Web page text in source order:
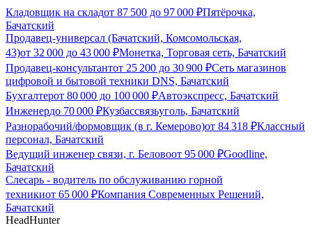
Кладовщик на складот 87 500 до 97 000 ₽Пятёрочка,
Бачатский
Продавец-универсал (Бачатский, Комсомольская,
43)от 32 000 до 43 000 ₽Монетка, Торговая сеть, Бачатский
Продавец-консультантот 25 200 до 30 900 ₽Сеть магазинов
цифровой и бытовой техники DNS, Бачатский
Бухгалтерот 80 000 до 100 000 ₽Автоэкспресс, Бачатский
Инженердо 70 000 ₽Кузбассвязьуголь, Бачатский
Разнорабочий/формовщик (в г. Кемерово)от 84 318 ₽Классный
персонал, Бачатский
Ведущий инженер связи, г. Беловоот 95 000 ₽Goodline,
Бачатский
Слесарь - водитель по обслуживанию горной
техникиот 65 000 ₽Компания Современных Решений,
Бачатский
HeadHunter